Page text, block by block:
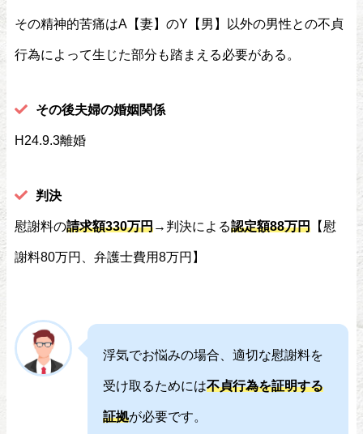
その精神的苦痛はA【妻】のY【男】以外の男性との不貞
行為によって生じた部分も踏まえる必要がある。
その後夫婦の婚姻関係
H24.9.3離婚
判決
慰謝料の請求額330万円→判決による認定額88万円 【慰
謝料80万円、弁護士費用8万円】
浮気でお悩みの場合、適切な慰謝料を
受け取るためには不貞行為を証明する
証拠が必要です。